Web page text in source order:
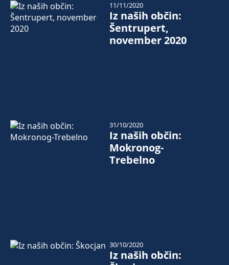
Iz naših občin:
Šentrupert,
november 2020
11/11/2020
Iz naših občin:
Mokronog-
Trebelno
31/10/2020
Iz naših občin:
30/10/2020